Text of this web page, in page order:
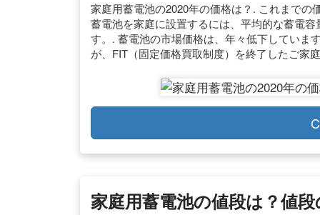
家庭用蓄電池の2020年の価格は？. これまでの
蓄電池を家庭に設置するには、平均的な蓄電
す。. 蓄電池の市場価格は、年々低下していま
が、FIT（固定価格買取制度）を終了したご家
家庭用蓄電池の値段は？値